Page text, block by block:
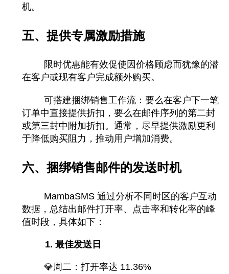
机。
五、提供专属激励措施
限时优惠能有效促使因价格顾虑而犹豫的潜
在客户或现有客户完成额外购买。
可搭建捆绑销售工作流：要么在客户下一笔
订单中直接提供折扣，要么在邮件序列的第二封
或第三封中附加折扣。通常，尽早提供激励更利
于降低购买阻力，推动用户增加消费。
六、捆绑销售邮件的发送时机
MambaSMS 通过分析不同时区的客户互动
数据，总结出邮件打开率、点击率和转化率的峰
值时段，具体如下：
1. 最佳发送日
💎周二：打开率达 11.36%